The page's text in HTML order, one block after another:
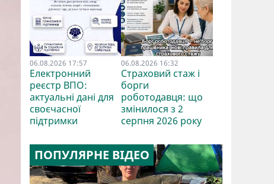
06.08.2026 17:57
Електронний
реєстр ВПО:
актуальні дані для
своєчасної
підтримки
06.08.2026 16:32
Страховий стаж і
борги
роботодавця: що
змінилося з 2
серпня 2026 року
ПОПУЛЯРНЕ ВІДЕО